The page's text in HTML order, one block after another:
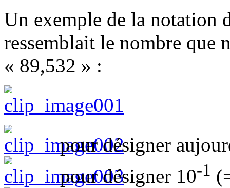
Un exemple de la notation
ressemblait le nombre que
« 89,532 » :
pour désigner
pour désigner 10-1